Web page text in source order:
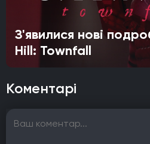
З'явилися нові
Hill: Townfall
Коментарі